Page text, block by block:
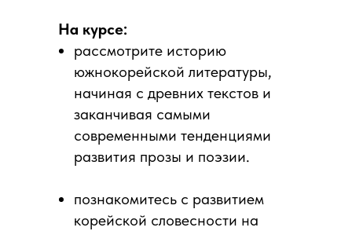
На курсе:
рассмотрите историю
южнокорейской литературы,
начиная с древних текстов и
заканчивая самыми
современными тенденциями
развития прозы и поэзии.
познакомитесь с развитием
корейской словесности на